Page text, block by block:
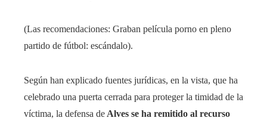
(Las recomendaciones: Graban película porno en pleno
partido de fútbol: escándalo).
Según han explicado fuentes jurídicas, en la vista, que ha
celebrado una puerta cerrada para proteger la timidad de la
víctima, la defensa de Alves se ha remitido al recurso